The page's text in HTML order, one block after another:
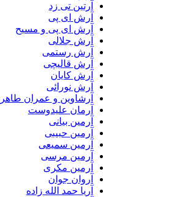
آرتین تی زد
آرش ای پی
آرش ای پی و مسیح
آرش جلالی
آرش رستمی
آرش قالیچی
آرش کایان
آرش نورائی
آرشاوین و عمران طاهری
آرمان علیدوست
آرمین بیانی
آرمین حبیبی
آرمین سمیعی
آرمین مرسی
آرمین مکری
آروان جوان
آریا حمد الله زاده